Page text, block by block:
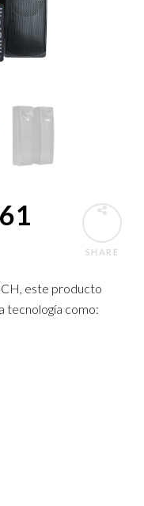
SHARE
este producto
tecnología como: